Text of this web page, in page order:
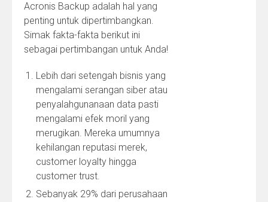
Acronis Backup adalah hal yang
penting untuk dipertimbangkan.
Simak fakta-fakta berikut ini
sebagai pertimbangan untuk Anda!
Lebih dari setengah bisnis yang
mengalami serangan siber atau
penyalahgunanaan data pasti
mengalami efek moril yang
merugikan. Mereka umumnya
kehilangan reputasi merek,
customer loyalty hingga
customer trust.
Sebanyak 29% dari perusahaan